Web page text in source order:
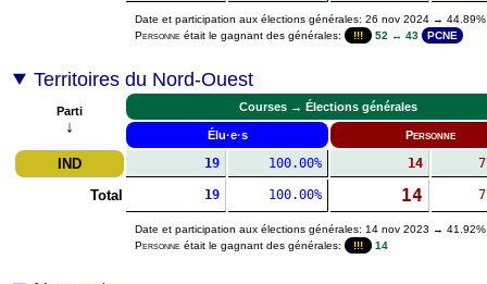
Date et participation aux élections générales: 26 nov 2024 → 44.89%
Personne était le gagnant des générales: !!! 52 ↔ 43 PCNE
Territoires du Nord-Ouest
Parti
↓
Courses → Élections générales
Élu·e·s Personne
IND 19 100.00% 14
Total 19 100.00% 14
Date et participation aux élections générales: 14 nov 2023 → 41.92%
Personne était le gagnant des générales: !!! 14